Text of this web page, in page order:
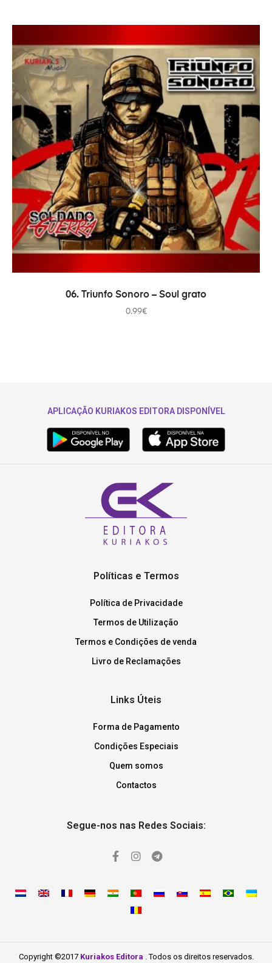
ADICIONAR
06. Triunfo Sonoro – Soul grato
0.99€
APLICAÇÃO KURIAKOS EDITORA DISPONÍVEL
Políticas e Termos
Política de Privacidade
Termos de Utilização
Termos e Condições de venda
Livro de Reclamações
Links Úteis
Forma de Pagamento
Condições Especiais
Quem somos
Contactos
Segue-nos nas Redes Sociais:
Copyright ©2017 Kuriakos Editora . Todos os direitos reservados.